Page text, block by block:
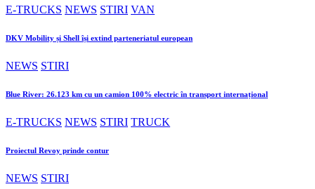
E-TRUCKS NEWS STIRI VAN
DKV Mobility și Shell își extind parteneriatul european
NEWS STIRI
Blue River: 26.123 km cu un camion 100% electric în transport internațional
E-TRUCKS NEWS STIRI TRUCK
Proiectul Revoy prinde contur
NEWS STIRI